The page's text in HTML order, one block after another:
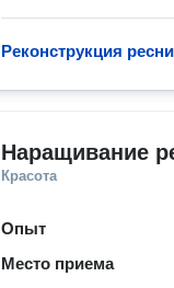
Реконструкция
Наращивание
Красота
Опыт
Место приема